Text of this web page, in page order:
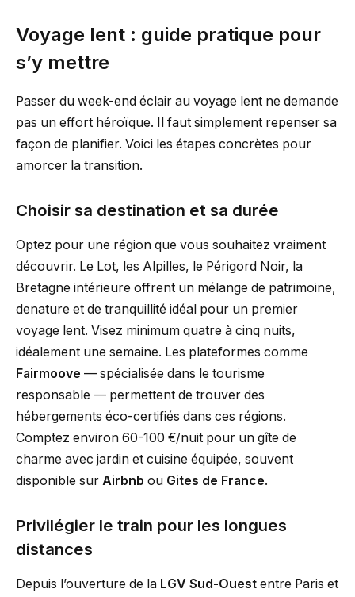
Voyage lent : guide pratique pour
s’y mettre
Passer du week-end éclair au voyage lent ne demande
pas un effort héroïque. Il faut simplement repenser sa
façon de planifier. Voici les étapes concrètes pour
amorcer la transition.
Choisir sa destination et sa durée
Optez pour une région que vous souhaitez vraiment
découvrir. Le Lot, les Alpilles, le Périgord Noir, la
Bretagne intérieure offrent un mélange de patrimoine,
denature et de tranquillité idéal pour un premier
voyage lent. Visez minimum quatre à cinq nuits,
idéalement une semaine. Les plateformes comme
Fairmoove — spécialisée dans le tourisme
responsable — permettent de trouver des
hébergements éco-certifiés dans ces régions.
Comptez environ 60-100 €/nuit pour un gîte de
charme avec jardin et cuisine équipée, souvent
disponible sur Airbnb ou Gites de France.
Privilégier le train pour les longues
distances
Depuis l’ouverture de la LGV Sud-Ouest entre Paris et